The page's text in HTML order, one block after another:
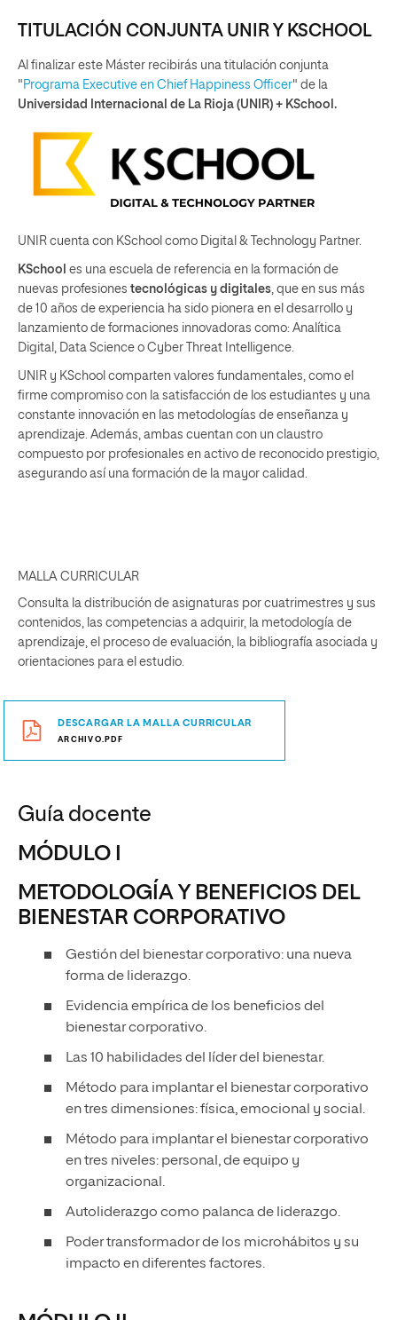
TITULACIÓN CONJUNTA UNIR Y KSCHOOL
Al finalizar este Máster recibirás una titulación conjunta
" Programa Executive en Chief Happiness Officer" de la
Universidad Internacional de La Rioja (UNIR) + KSchool.
UNIR cuenta con KSchool como Digital & Technology Partner.
KSchool es una escuela de referencia en la formación de
nuevas profesiones tecnológicas y digitales, que en sus más
de 10 años de experiencia ha sido pionera en el desarrollo y
lanzamiento de formaciones innovadoras como: Analítica
Digital, Data Science o Cyber Threat Intelligence.
UNIR y KSchool comparten valores fundamentales, como el
firme compromiso con la satisfacción de los estudiantes y una
constante innovación en las metodologías de enseñanza y
aprendizaje. Además, ambas cuentan con un claustro
compuesto por profesionales en activo de reconocido prestigio,
asegurando así una formación de la mayor calidad.
MALLA CURRICULAR
Consulta la distribución de asignaturas por cuatrimestres y sus
contenidos, las competencias a adquirir, la metodología de
aprendizaje, el proceso de evaluación, la bibliografía asociada y
orientaciones para el estudio.
DESCARGAR LA MALLA CURRICULAR
ARCHIVO.PDF
Guía docente
MÓDULO I
METODOLOGÍA Y BENEFICIOS DEL
BIENESTAR CORPORATIVO
Gestión del bienestar corporativo: una nueva
forma de liderazgo.
Evidencia empírica de los beneficios del
bienestar corporativo.
Las 10 habilidades del líder del bienestar.
Método para implantar el bienestar corporativo
en tres dimensiones: física, emocional y social.
Método para implantar el bienestar corporativo
en tres niveles: personal, de equipo y
organizacional.
Autoliderazgo como palanca de liderazgo.
Poder transformador de los microhábitos y su
impacto en diferentes factores.